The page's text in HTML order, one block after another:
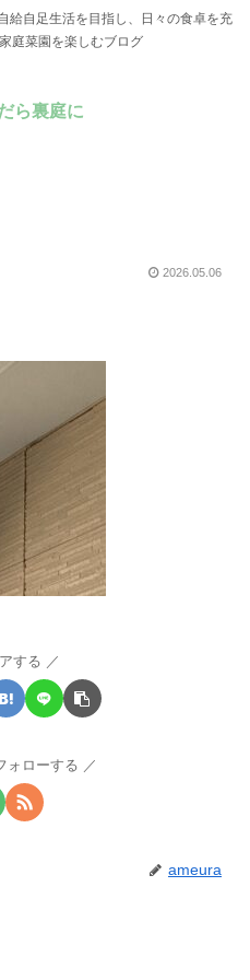
給自足生活を目指し、日々の食卓を充
庭菜園を楽しむブログ
ら裏庭に
2026.05.06
する
ォローする
ameura